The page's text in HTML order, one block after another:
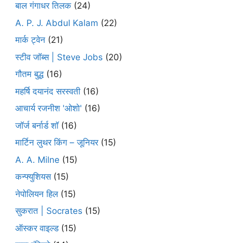
बाल गंगाधर तिलक (24)
A. P. J. Abdul Kalam (22)
मार्क ट्वेन (21)
स्टीव जॉब्स | Steve Jobs (20)
गौतम बुद्ध (16)
महर्षि दयानंद सरस्वती (16)
आचार्य रजनीश 'ओशो' (16)
जॉर्ज बर्नार्ड शॉ(16)
मार्टिन लुथर किंग – जूनियर(15)
A. A. Milne (15)
कन्फ्युशियस(15)
नेपोलियन हिल(15)
सुकरात | Socrates (15)
ऑस्कर वाइल्ड(15)